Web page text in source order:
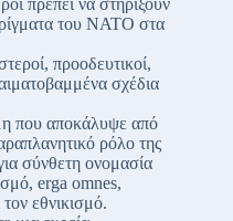
πρέπει να στηρίξουν
του ΝΑΤΟ στα
προοδευτικοί,
σχέδια
που αποκάλυψε από
ρόλο της
σύνθετη ονομασία
erga omnes,
εθνικισμό.